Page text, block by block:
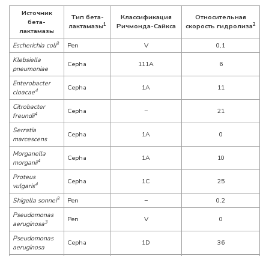
Источник
бета-
лактамазы
Тип бета-
лактамазы1
Классификация
Ричмонда-Сайкса
Относительная
скорость гидролиза2
Escherichia coli3 Pen V
0,1
Klebsiella
pneumoniae
Cepha 111A 6
Enterobacter
cloacae4 Cepha 1A 11
Citrobacter
freundii4 Cepha − 21
Serratia
marcescens
Cepha 1A 0
Morganella
morganii4 Cepha 1A 10
Proteus
vulgaris4 Cepha 1C 25
Shigella sonnei3 Pen −
0.2
Pseudomonas
aeruginosa3 Pen V 0
Pseudomonas
aeruginosa
Cepha 1D 36